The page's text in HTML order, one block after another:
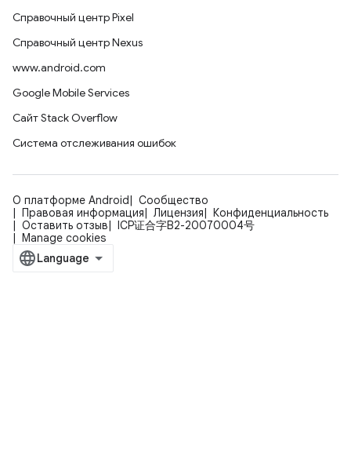
Справочный центр Pixel
Справочный центр Nexus
www.android.com
Google Mobile Services
Сайт Stack Overflow
Система отслеживания ошибок
О платформе Android
Сообщество
Правовая информация
Лицензия
Конфиденциальность
Оставить отзыв
ICP证合字B2-20070004号
Manage cookies